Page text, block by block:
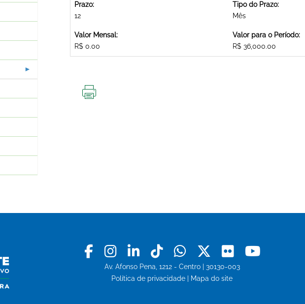
Prazo:
12
Tipo do Prazo:
Mês
Valor Mensal:
R$ 0.00
Valor para o Período:
R$ 36,000.00
Facebook
Instagram
LinkedinTiktokWhatsapp
X Flickr
Av. Afonso Pena, 1212 - Centro | 30130-003
Política de privacidade
Mapa do site